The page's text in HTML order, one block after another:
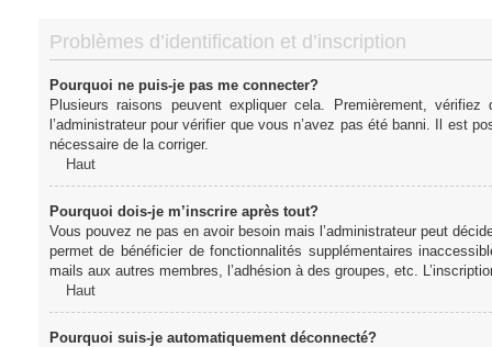
Problèmes d’identification et d’inscription
Pourquoi ne puis-je pas me connecter?
Plusieurs raisons peuvent expliquer cela. Premièrement,
l’administrateur pour vérifier que vous n’avez pas été banni. Il est
nécessaire de la corriger.
Haut
Pourquoi dois-je m’inscrire après tout?
Vous pouvez ne pas en avoir besoin mais l’administrateur peut
permet de bénéficier de fonctionnalités supplémentaires
mails aux autres membres, l’adhésion à des groupes, etc.
Haut
Pourquoi suis-je automatiquement déconnecté?